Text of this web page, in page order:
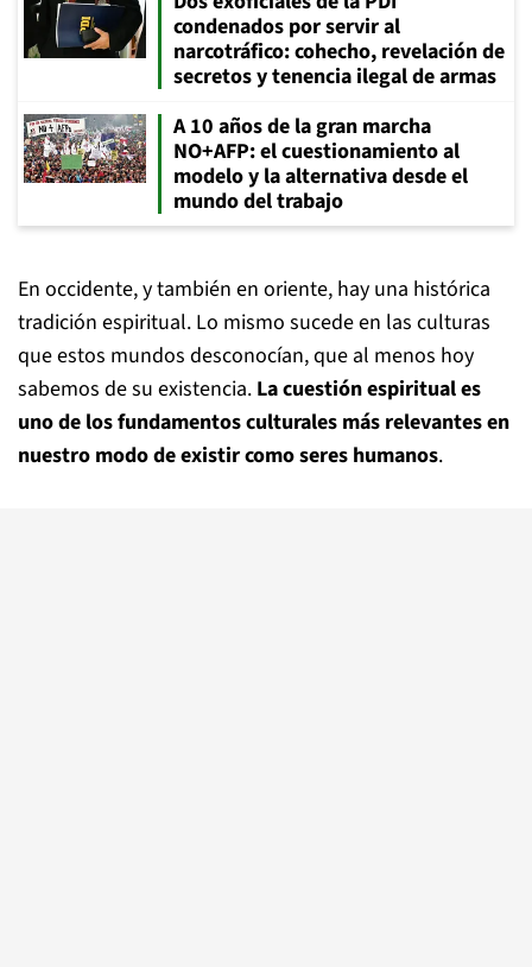
condenados por servir al
narcotráfico: cohecho, revelación de
secretos y tenencia ilegal de armas
A 10 años de la gran marcha
NO+AFP: el cuestionamiento al
modelo y la alternativa desde el
mundo del trabajo
En occidente, y también en oriente, hay una histórica
tradición espiritual. Lo mismo sucede en las culturas
que estos mundos desconocían, que al menos hoy
sabemos de su existencia. La cuestión espiritual es
uno de los fundamentos culturales más relevantes en
nuestro modo de existir como seres humanos.